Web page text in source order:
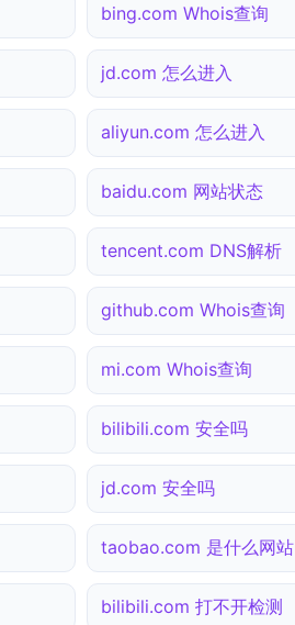
bing.com Whois查询
jd.com 怎么进入
aliyun.com 怎么进入
baidu.com 网站状态
tencent.com DNS解析
github.com Whois查询
mi.com Whois查询
bilibili.com 安全吗
jd.com 安全吗
taobao.com 是什么网站
bilibili.com 打不开检测